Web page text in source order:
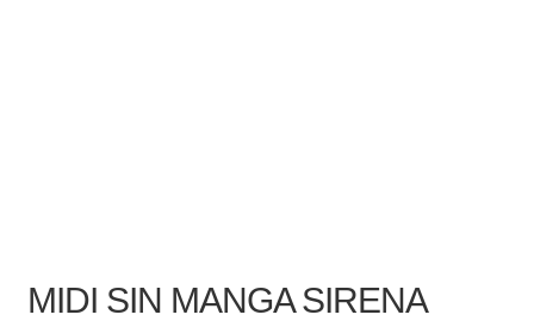
MIDI SIN MANGA SIRENA